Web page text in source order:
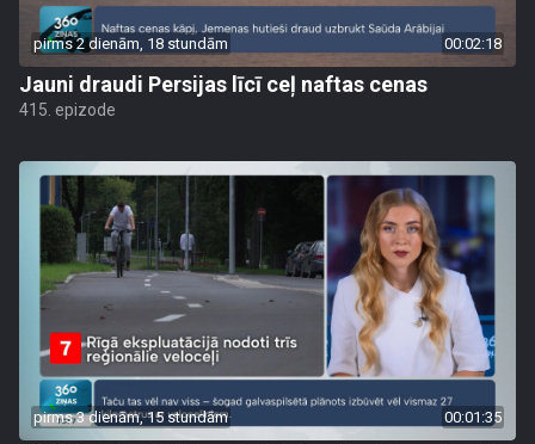
pirms 2 dienām, 18 stundām 00:02:18
Jauni draudi Persijas līcī ceļ naftas cenas
415. epizode
pirms 3 dienām, 15 stundām 00:01:35